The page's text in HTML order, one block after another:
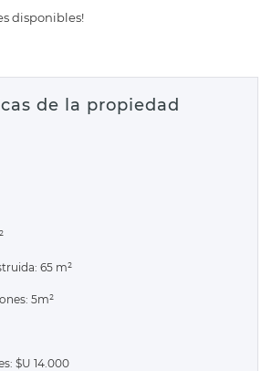
disponibles!
de la propiedad
65 m²
5m²
$U 14.000